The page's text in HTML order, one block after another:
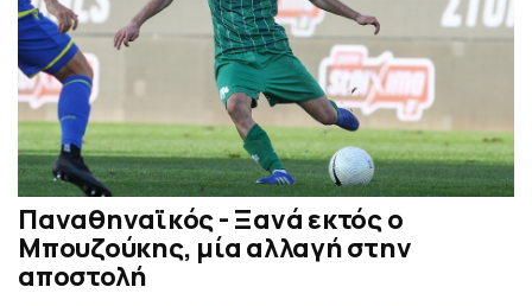
Παναθηναϊκός - Ξανά εκτός ο
Μπουζούκης, μία αλλαγή στην
αποστολή